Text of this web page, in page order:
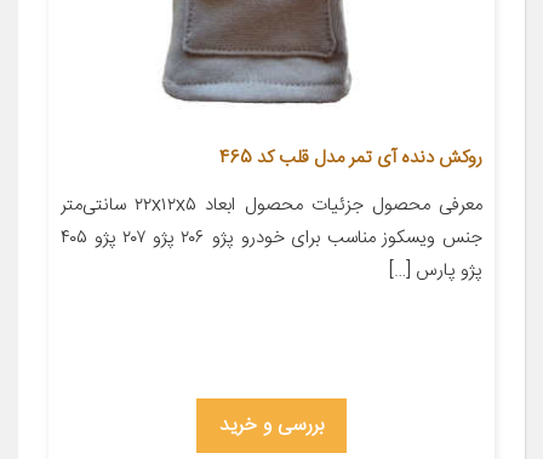
روکش دنده آی تمر مدل قلب کد 465
معرفی محصول جزئیات محصول ابعاد ۲۲x۱۲x۵ سانتی‌متر
جنس ویسکوز مناسب برای خودرو پژو ۲۰۶ پژو ۲۰۷ پژو ۴۰۵
پژو پارس […]
بررسی و خرید